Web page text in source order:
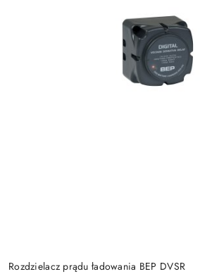
Rozdzielacz prądu ładowania BEP DVSR